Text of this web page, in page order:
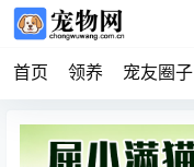
首页 领养 宠友圈子